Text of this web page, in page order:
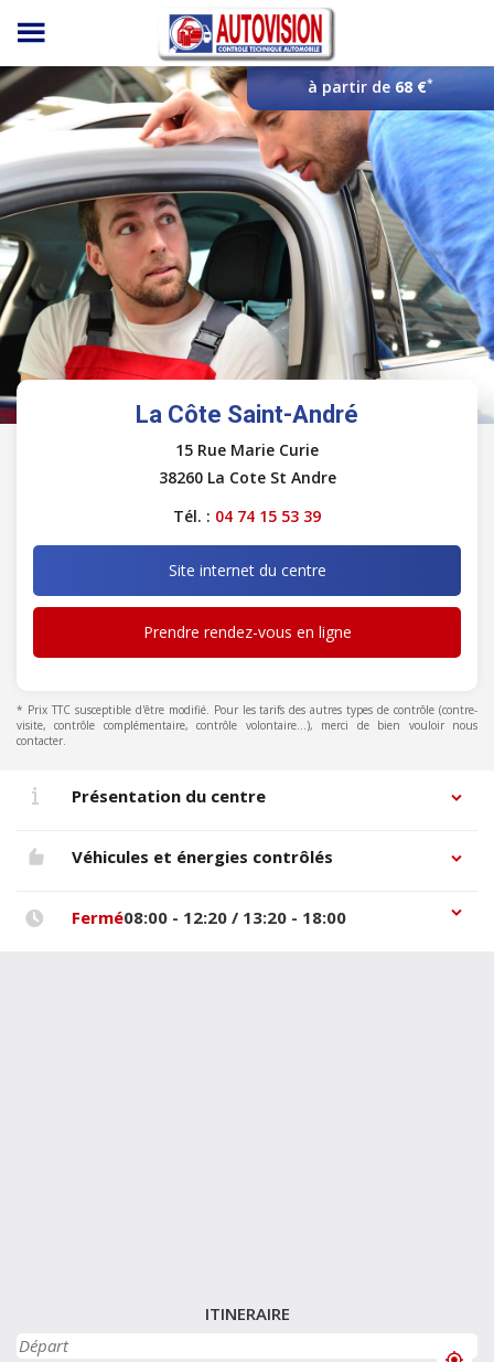
Panneau de gestion des cookies
à partir de 68 €*
La Côte Saint-André
15 Rue Marie Curie
38260 La Cote St Andre
Tél. : 04 74 15 53 39
Site internet du centre
Prendre rendez-vous en ligne
* Prix TTC susceptible d'être modifié. Pour les tarifs des autres types de contrôle (contre-
visite, contrôle complémentaire, contrôle volontaire...), merci de bien vouloir nous
contacter.
Présentation du centre
Véhicules et énergies contrôlés
Fermé08:00 - 12:20 / 13:20 - 18:00
ITINERAIRE